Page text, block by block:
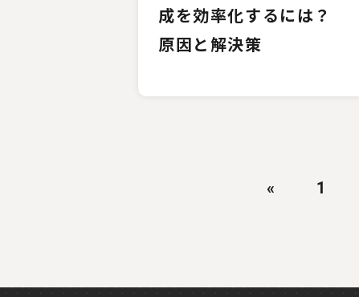
成を効率化するには？
原因と解決策
« 1